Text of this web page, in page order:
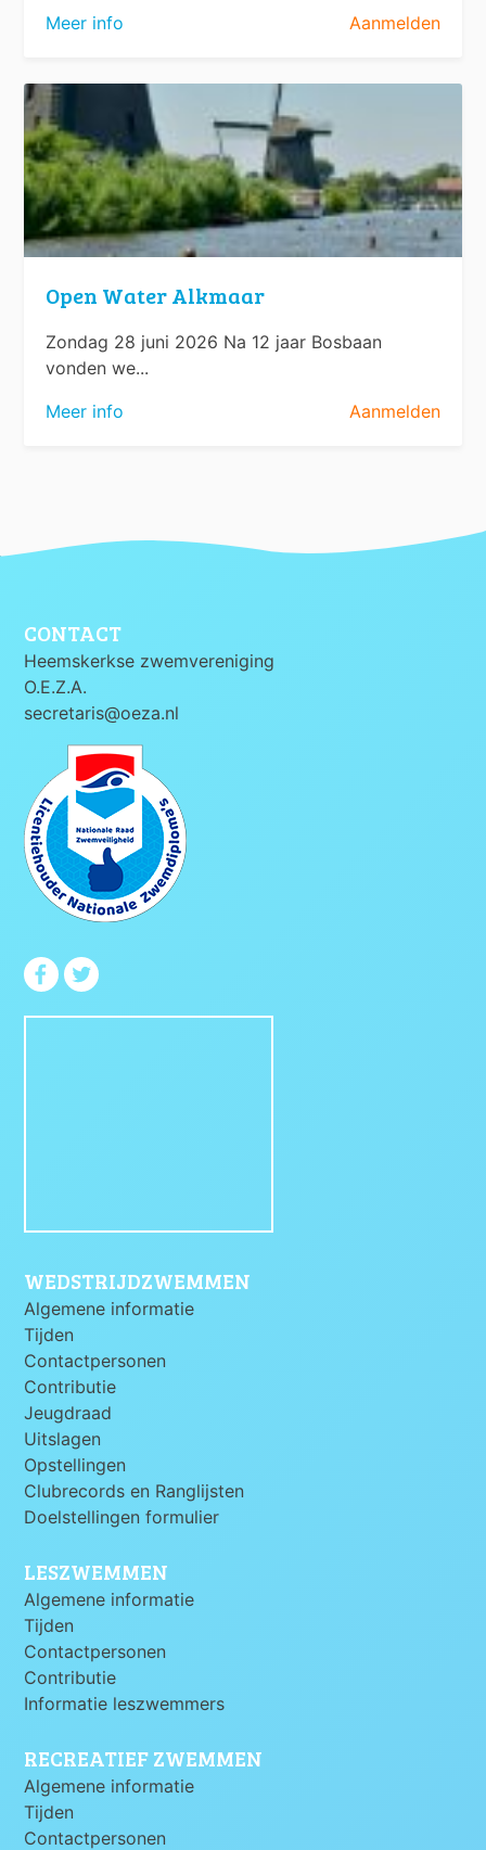
Meer info
Aanmelden
Open Water Alkmaar
Zondag 28 juni 2026 Na 12 jaar Bosbaan
vonden we...
Meer info
Aanmelden
CONTACT
Heemskerkse zwemvereniging
O.E.Z.A.
secretaris@oeza.nl
WEDSTRIJDZWEMMEN
Algemene informatie
Tijden
Contactpersonen
Contributie
Jeugdraad
Uitslagen
Opstellingen
Clubrecords en Ranglijsten
Doelstellingen formulier
LESZWEMMEN
Algemene informatie
Tijden
Contactpersonen
Contributie
Informatie leszwemmers
RECREATIEF ZWEMMEN
Algemene informatie
Tijden
Contactpersonen